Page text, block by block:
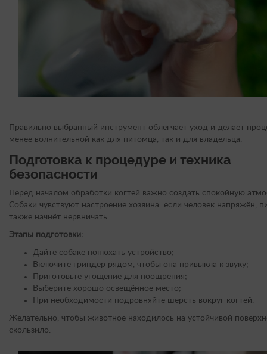
Правильно выбранный инструмент облегчает уход и делает
менее волнительной как для питомца, так и для владельца.
Подготовка к процедуре и техника
безопасности
Перед началом обработки когтей важно создать спокойную
Собаки чувствуют настроение хозяина: если человек напряжён,
также начнёт нервничать.
Этапы подготовки:
Дайте собаке понюхать устройство;
Включите гриндер рядом, чтобы она привыкла к звуку;
Приготовьте угощение для поощрения;
Выберите хорошо освещённое место;
При необходимости подровняйте шерсть вокруг когтей.
Желательно, чтобы животное находилось на устойчивой
скользило.